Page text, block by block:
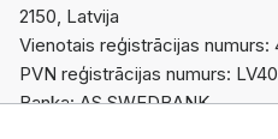
2150, Latvija
Vienotais reģistrācijas numurs:
PVN reģistrācijas numurs:
Banka: AS SWEDBANK